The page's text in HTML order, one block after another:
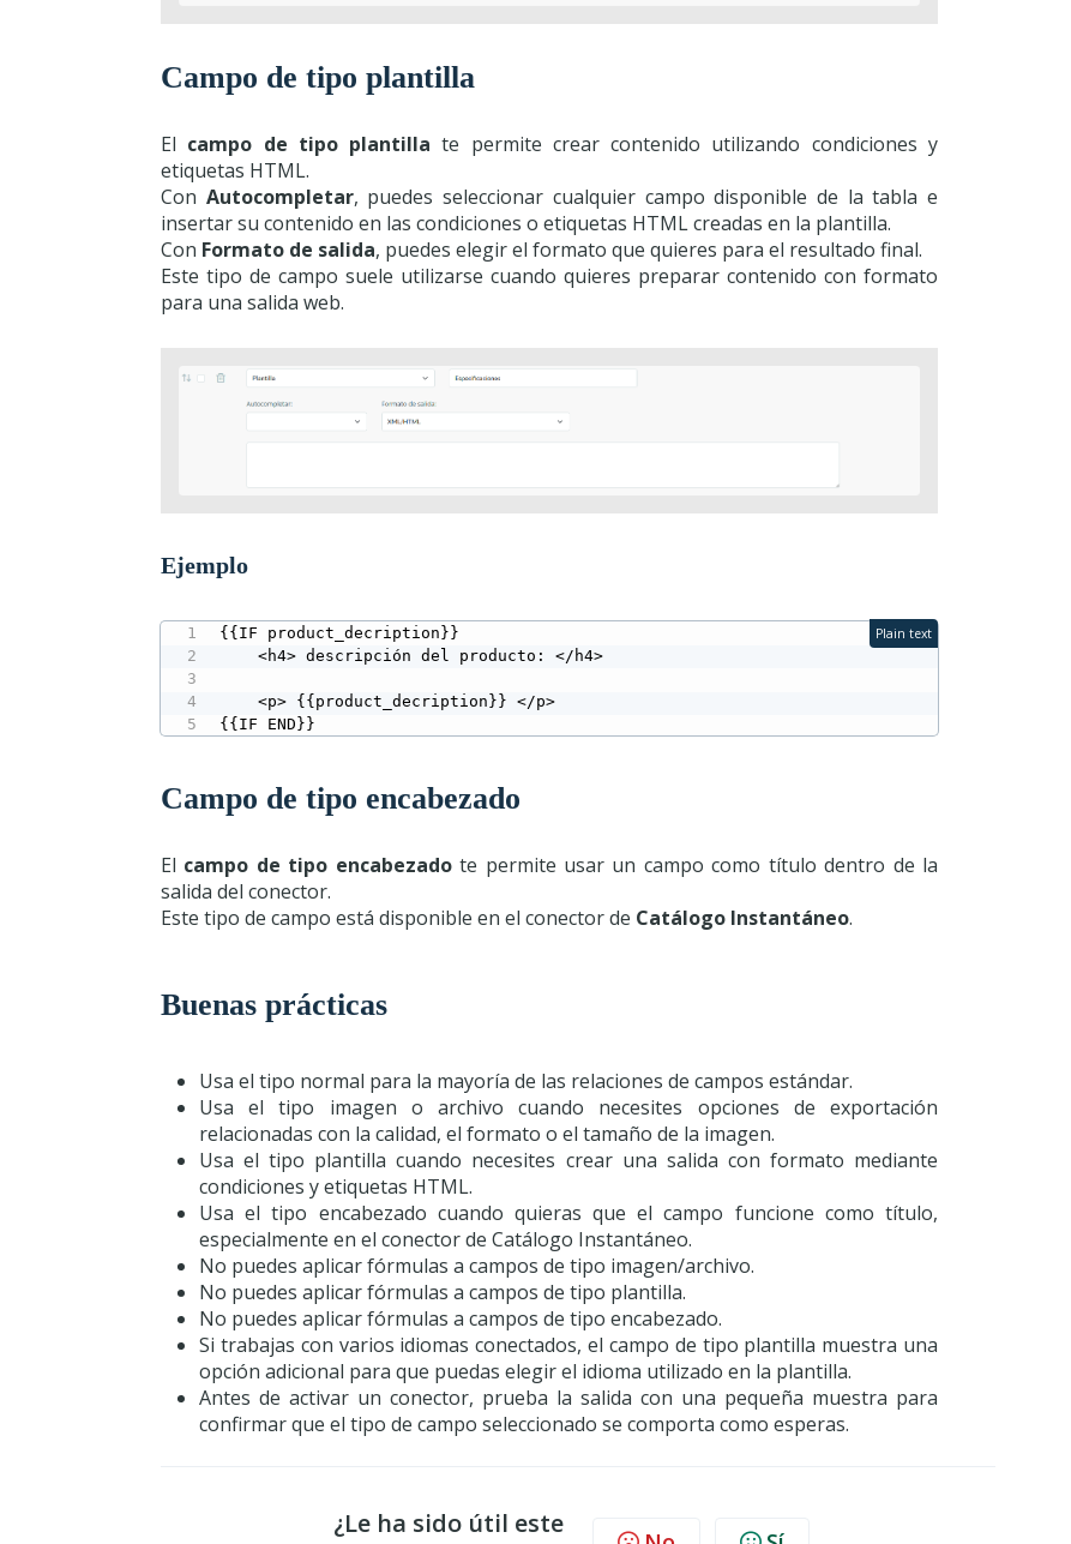
Campo de tipo plantilla
El campo de tipo plantilla te permite crear contenido utilizando condiciones y
etiquetas HTML.
Con Autocompletar, puedes seleccionar cualquier campo disponible de la tabla e
insertar su contenido en las condiciones o etiquetas HTML creadas en la plantilla.
Con Formato de salida, puedes elegir el formato que quieres para el resultado final.
Este tipo de campo suele utilizarse cuando quieres preparar contenido con formato
para una salida web.
Ejemplo
{{IF product_decription}}
	<h4> descripción del producto: </h4>
	<p> {{product_decription}} </p>
{{IF END}}
Plain text
Campo de tipo encabezado
El campo de tipo encabezadote permite usar un campo como título dentro de la
salida del conector.
Este tipo de campo está disponible en el conector de Catálogo Instantáneo.
Buenas prácticas
Usa el tipo normal para la mayoría de las relaciones de campos estándar.
Usa el tipo imagen o archivo cuando necesites opciones de exportación
relacionadas con la calidad, el formato o el tamaño de la imagen.
Usa el tipo plantilla cuando necesites crear una salida con formato mediante
condiciones y etiquetas HTML.
Usa el tipo encabezado cuando quieras que el campo funcione como título,
especialmente en el conector de Catálogo Instantáneo.
No puedes aplicar fórmulas a campos de tipo imagen/archivo.
No puedes aplicar fórmulas a campos de tipo plantilla.
No puedes aplicar fórmulas a campos de tipo encabezado.
Si trabajas con varios idiomas conectados, el campo de tipo plantilla muestra una
opción adicional para que puedas elegir el idioma utilizado en la plantilla.
Antes de activar un conector, prueba la salida con una pequeña muestra para
confirmar que el tipo de campo seleccionado se comporta como esperas.
¿Le ha sido útil este